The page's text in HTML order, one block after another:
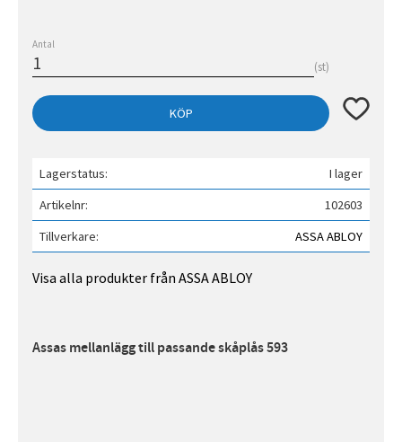
Antal
st
KÖP Lägg till
Lagerstatus
I lager
Artikelnr
102603
Tillverkare
ASSA ABLOY
Visa alla produkter från ASSA ABLOY
Assas mellanlägg till passande skåplås 593